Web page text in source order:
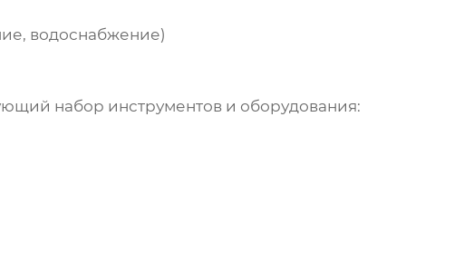
водоснабжение)
набор инструментов и оборудования: